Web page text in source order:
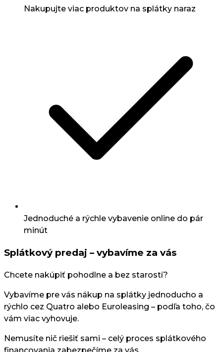
Nakupujte viac produktov na splátky naraz
Jednoduché a rýchle vybavenie online do pár
minút
Splátkový predaj – vybavíme za vás
Chcete nakúpiť pohodlne a bez starostí?
Vybavíme pre vás nákup na splátky jednoducho a
rýchlo cez Quatro alebo Euroleasing – podľa toho, čo
vám viac vyhovuje.
Nemusíte nič riešiť sami – celý proces splátkového